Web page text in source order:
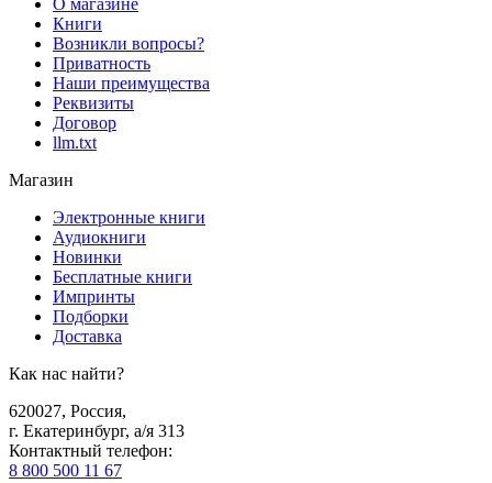
Книги
Возникли вопросы?
Приватность
Наши преимущества
Реквизиты
Договор
llm.txt
Магазин
Электронные книги
Аудиокниги
Новинки
Бесплатные книги
Импринты
Подборки
Доставка
Как нас найти?
620027, Россия,
г. Екатеринбург, а/я 313
Контактный телефон:
8 800 500 11 67